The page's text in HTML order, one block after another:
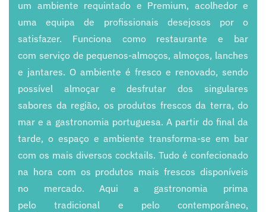
um ambiente requintado e Premium, acolhedor e
uma equipa de profissionais desejosos por o
satisfazer. Funciona como restaurante e bar
com serviço de pequenos-almoços, almoços, lanches
e jantares. O ambiente é fresco e renovado, sendo
possível almoçar e desfrutar dos singulares
sabores da região, os produtos frescos da terra, do
mar e a gastronomia portuguesa. A partir do final da
tarde, o espaço e ambientetransforma-seem bar
com os mais diversos cocktails. Tudo é confecionado
na hora com os produtos mais frescos disponíveis
no mercado. Aqui a gastronomia prima
pelotradicional e pelo contemporâneo,